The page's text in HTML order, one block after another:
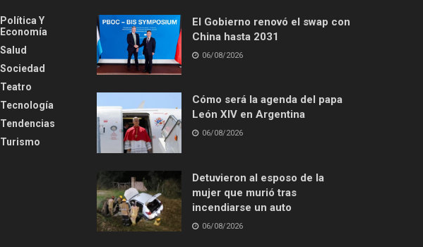
Política Y
Economía
Salud
Sociedad
Teatro
Tecnología
Tendencias
Turismo
El Gobierno renovó el swap con
China hasta 2031
06/08/2026
Cómo será la agenda del papa
León XIV en Argentina
06/08/2026
Detuvieron al esposo de la
mujer que murió tras
incendiarse un auto
06/08/2026